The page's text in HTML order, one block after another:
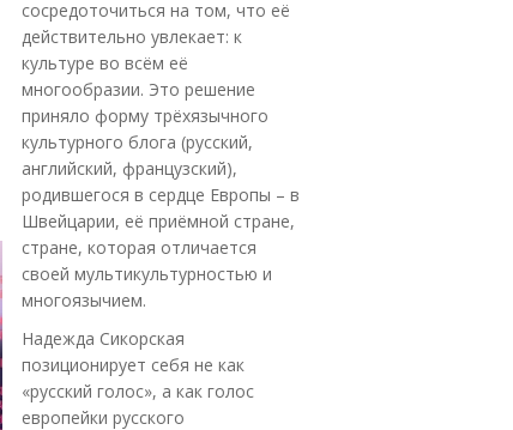
сосредоточиться на том, что её
действительно увлекает: к
культуре во всём её
многообразии. Это решение
приняло форму трёхязычного
культурного блога (русский,
английский, французский),
родившегося в сердце Европы – в
Швейцарии, её приёмной стране,
стране, которая отличается
своей мультикультурностью и
многоязычием.
Надежда Сикорская
позиционирует себя не как
«русский голос», а как голос
европейки русского